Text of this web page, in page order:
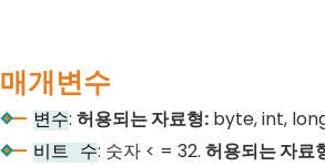
매개변수
변수:허용되는 자료형: byte, int,
비트 수: 숫자 < = 32.허용되는 자료